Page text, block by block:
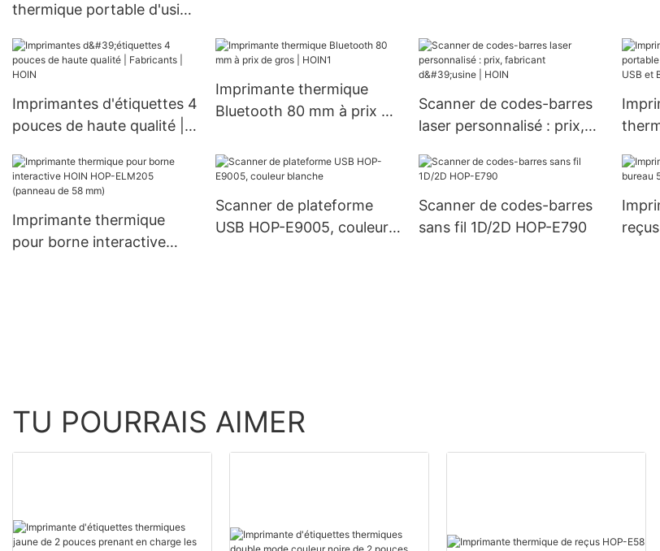
thermique portable d'usine
mobile portable
imprimante thermique
portable 58 mm
Imprimantes d'étiquettes 4
pouces de haute qualité |
Imprimante thermique
Bluetooth 80 mm à prix de
Scanner de codes-barres
laser personnalisé : prix,
et
Imprimante thermique
pour borne interactive
Scanner de plateforme
USB HOP-E9005, couleur
Scanner de codes-barres
sans fil 1D/2D HOP-E790
TU POURRAIS AIMER